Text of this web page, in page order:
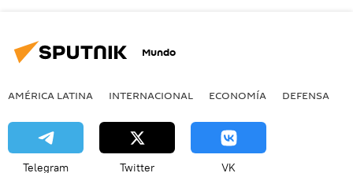
Mundo
AMÉRICA LATINA INTERNACIONAL ECONOMÍA DEFENSA
Telegram Twitter VK